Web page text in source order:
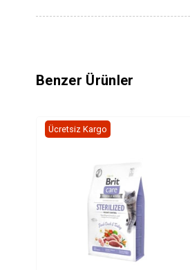
Benzer Ürünler
Ücretsiz Kargo